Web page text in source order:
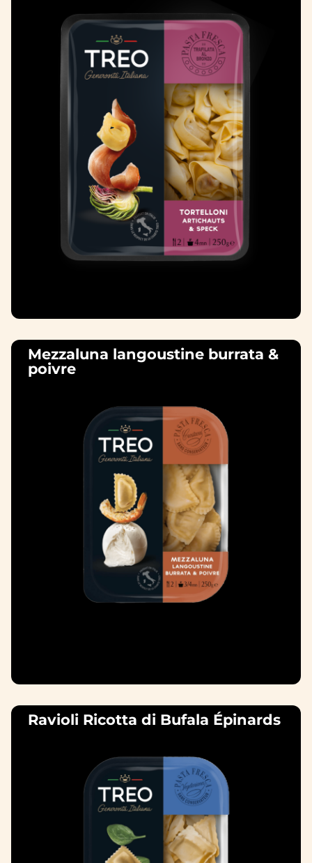
Mezzaluna langoustine burrata &
poivre
Ravioli Ricotta di Bufala Épinards